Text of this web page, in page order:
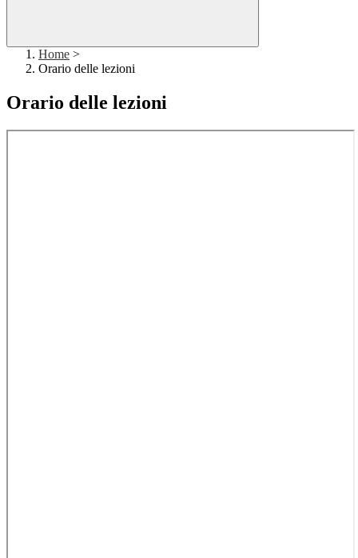
Home >
Orario delle lezioni
Orario delle lezioni